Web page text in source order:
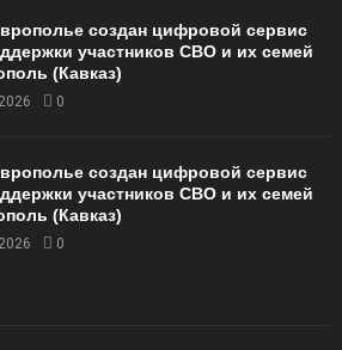
создан цифровой сервис
участников СВО и их семей
(Кавказ)
0
создан цифровой сервис
участников СВО и их семей
(Кавказ)
0